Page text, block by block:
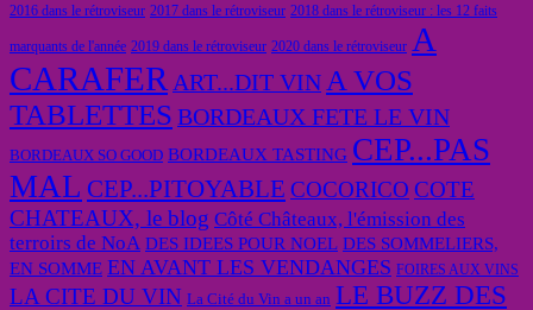
2016 dans le rétroviseur 2017 dans le rétroviseur 2018 dans le rétroviseur : les 12 faits
marquants de l'année 2019 dans le rétroviseur 2020 dans le rétroviseur A
CARAFER ART...DIT VIN A VOS
TABLETTES BORDEAUX FETE LE VIN
BORDEAUX SO GOOD BORDEAUX TASTING CEP...PAS
MAL CEP...PITOYABLE COCORICO COTE
CHATEAUX, le blog Côté Châteaux, l'émission des
terroirs de NoA DES IDEES POUR NOEL DES SOMMELIERS,
EN SOMME EN AVANT LES VENDANGES FOIRES AUX VINS
LA CITE DU VIN La Cité du Vin a un an LE BUZZ DES